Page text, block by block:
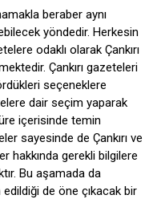
beraber aynı
yöndedir. Herkesin
odaklı olarak Çankırı
Çankırı gazeteleri
seçeneklere
dair seçim yaparak
içerisinde temin
sayesinde de Çankırı ve
hakkında gerekli bilgilere
Bu aşamada da
de öne çıkacak bir